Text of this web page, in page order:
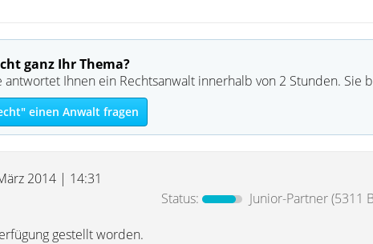
ganz Ihr Thema?
antwortet Ihnen ein Rechtsanwalt innerhalb von 2 Stunden. Sie
einen Anwalt fragen
2014 | 14:31
Status:
Junior-Partner(5311
gestellt worden.